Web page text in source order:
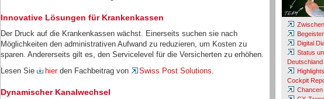
Innovative Lösungen für Krankenkassen
Der Druck auf die Krankenkassen wächst. Einerseits suchen sie nach
Möglichkeiten den administrativen Aufwand zu reduzieren, um Kosten zu
sparen. Andererseits gilt es, den Servicelevel für die Versicherten zu erhöhen.
Lesen Sie
hier den Fachbeitrag von Swiss Post Solutions.
Dynamischer Kanalwechsel
Digital
Status
Deutschland
Cockpit